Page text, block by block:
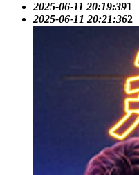
2025-06-11 20:19:391
2025-06-11 20:21:362